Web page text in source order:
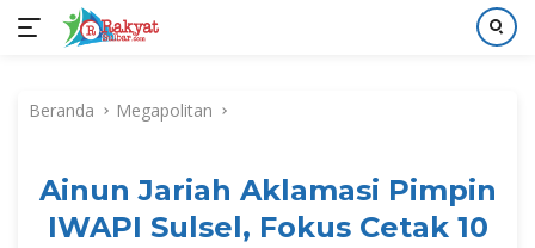
kontenBeranda Megapolitan
Ainun Jariah Aklamasi Pimpin
IWAPI Sulsel, Fokus Cetak 10